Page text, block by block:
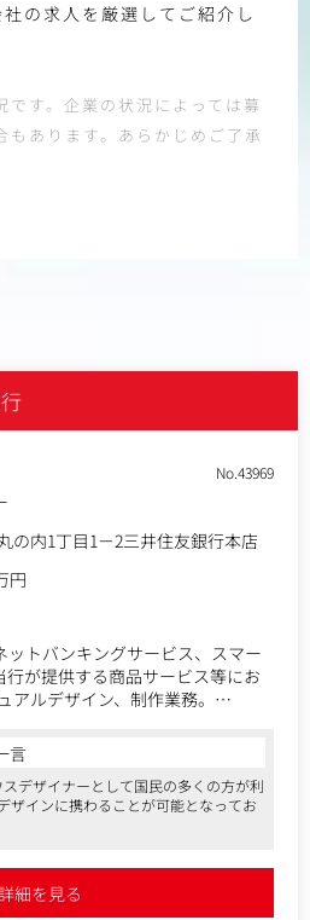
の求人を厳選してご紹介し
す。企業の状況によっては募
もあります。あらかじめご了承
No.43969
の内1丁目1－2三井住友銀行本店
円
トバンキングサービス、スマー
行が提供する商品サービス等にお
アルデザイン、制作業務。
WebサービスのUI、UXを含めたサ
関わるデザイン制作業務の監修
促物やデジタルコミュニケーショ
ントや組織づくり
チームでの分担や他部門と協力
言
デザイナーとして国民の多くの方が利
ザインに携わることが可能となってお
細を見る